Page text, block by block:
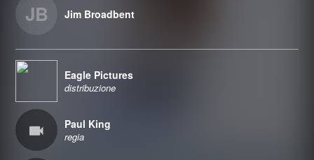
JB Jim Broadbent
Eagle Pictures
distribuzione
Paul King
regia